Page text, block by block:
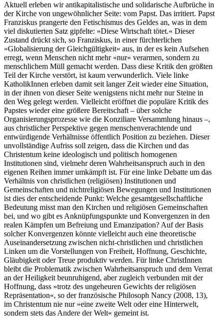
Aktuell erleben wir antikapitalistische und solidarische Aufbrüche in
der Kirche von ungewöhnlicher Seite: vom Papst. Das irritiert. Papst
Franziskus prangerte den Fetischismus des Geldes an, was in dem
viel diskutierten Satz gipfelte: »Diese Wirtschaft tötet.« Dieser
Zustand drückt sich, so Franziskus, in einer fürchterlichen
»Globalisierung der Gleichgültigkeit« aus, in der es kein Aufsehen
erregt, wenn Menschen nicht mehr »nur« verarmen, sondern zu
menschlichem Müll gemacht werden. Dass diese Kritik den größten
Teil der Kirche verstört, ist kaum verwunderlich. Viele linke
KatholikInnen erleben damit seit langer Zeit wieder eine Situation,
in der ihnen von dieser Seite wenigstens nicht mehr nur Steine in
den Weg gelegt werden. Vielleicht eröffnet die populäre Kritik des
Papstes wieder eine größere Bereitschaft – über solche
Organisierungsprozesse wie die Konziliare Versammlung hinaus –,
aus christlicher Perspektive gegen menschenverachtende und
entwürdigende Verhältnisse öffentlich Position zu beziehen. Dieser
unvollständige Aufriss soll zeigen, dass die Kirchen und das
Christentum keine ideologisch und politisch homogenen
Institutionen sind, vielmehr deren Wahrheitsanspruch auch in den
eigenen Reihen immer umkämpft ist. Für eine linke Debatte um das
Verhältnis von christlichen (religiösen) Institutionen und
Gemeinschaften und nichtreligiösen Bewegungen und Institutionen
ist dies der entscheidende Punkt: Welche gesamtgesellschaftliche
Bedeutung misst man den Kirchen und religiösen Gemeinschaften
bei, und wo gibt es Anknüpfungspunkte und Konvergenzen in den
realen Kämpfen um Befreiung und Emanzipation? Auf der Basis
solcher Konvergenzen könnte vielleicht auch eine theoretische
Auseinandersetzung zwischen nicht-christlichen und christlichen
Linken um die Vorstellungen von Freiheit, Hoffnung, Geschichte,
Gläubigkeit oder Treue produktiv werden. Für linke ChristInnen
bleibt die Problematik zwischen Wahrheitsanspruch und dem Verrat
an der Heiligkeit beunruhigend, aber zugleich verbunden mit der
Hoffnung, dass »trotz des ungeheuren Gewichts der religiösen
Repräsentation«, so der französische Philosoph Nancy (2008, 13),
im Christentum nie nur »eine zweite Welt oder eine Hinterwelt,
sondern stets das Andere der Welt« gemeint ist.